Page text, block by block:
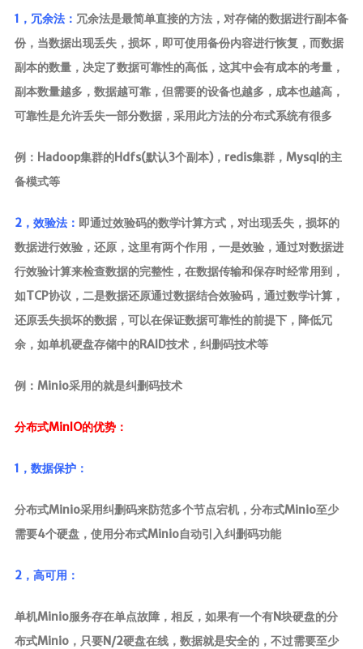
1，冗余法： 冗余法是最简单直接的方法，对存储的数据进行副本备
份，当数据出现丢失，损坏，即可使用备份内容进行恢复，而数据
副本的数量，决定了数据可靠性的高低，这其中会有成本的考量，
副本数量越多，数据越可靠，但需要的设备也越多，成本也越高，
可靠性是允许丢失一部分数据，采用此方法的分布式系统有很多
例：Hadoop集群的Hdfs(默认3个副本)，redis集群，Mysql的主
备模式等
2，效验法： 即通过效验码的数学计算方式，对出现丢失，损坏的
数据进行效验，还原，这里有两个作用，一是效验，通过对数据进
行效验计算来检查数据的完整性，在数据传输和保存时经常用到，
如TCP协议，二是数据还原通过数据结合效验码，通过数学计算，
还原丢失损坏的数据，可以在保证数据可靠性的前提下，降低冗
余，如单机硬盘存储中的RAID技术，纠删码技术等
例：Minio采用的就是纠删码技术
分布式MinIO的优势：
1，数据保护：
分布式Minio采用纠删码来防范多个节点宕机，分布式Minio至少
需要4个硬盘，使用分布式Minio自动引入纠删码功能
2，高可用：
单机Minio服务存在单点故障，相反，如果有一个有N块硬盘的分
布式Minio，只要N/2硬盘在线，数据就是安全的，不过需要至少